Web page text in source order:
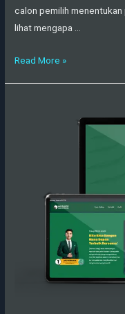
calon pemilih
lihat mengapa …
Read More »